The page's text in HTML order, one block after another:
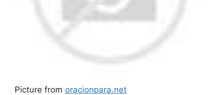
Picture from oracionpara.net